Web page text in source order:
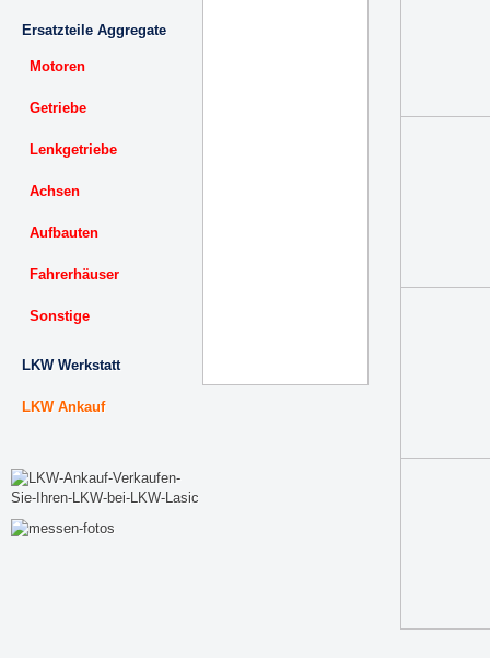
Ersatzteile Aggregate
Motoren
Getriebe
Lenkgetriebe
Achsen
Aufbauten
Fahrerhäuser
Sonstige
LKW Werkstatt
LKW Ankauf